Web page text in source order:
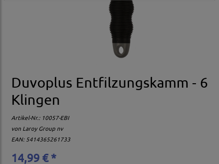
Duvoplus Entfilzungskamm - 6
Klingen
Artikel-Nr.: 10057-EBI
von Laroy Group nv
EAN: 5414365261733
14,99 € *